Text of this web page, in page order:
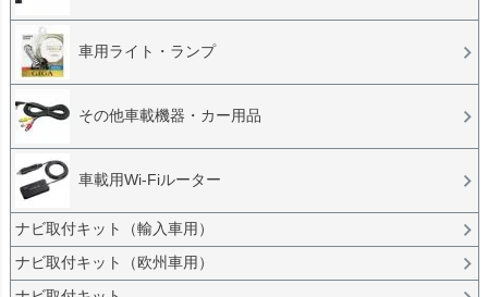
車用ライト・ランプ
その他車載機器・カー用品
車載用Wi-Fiルーター
ナビ取付キット（輸入車用）
ナビ取付キット（欧州車用）